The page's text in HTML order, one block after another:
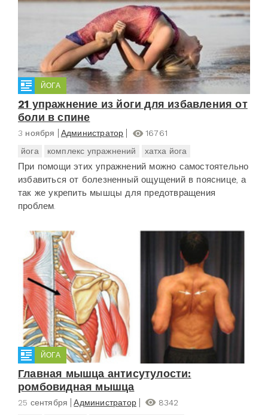
ЙОГА
21 упражнение из йоги для избавления от
боли в спине
3 ноября Администратор
16761
йога
комплекс упражнений хатха йога
При помощи этих упражнений можно самостоятельно
избавиться от болезненный ощущений в пояснице, а
так же укрепить мышцы для предотвращения
проблем.
ЙОГА
Главная мышца антисутулости:
ромбовидная мышца
25 сентября Администратор
8342